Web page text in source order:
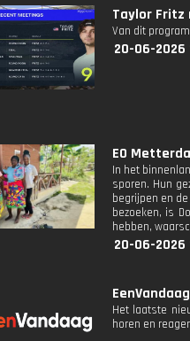
Taylor Fritz
Van dit
20-06-2026
EO
In het
sporen. Hun
begrijpen en
bezoeken, is
hebben,
20-06-2026
Het laatste
horen en